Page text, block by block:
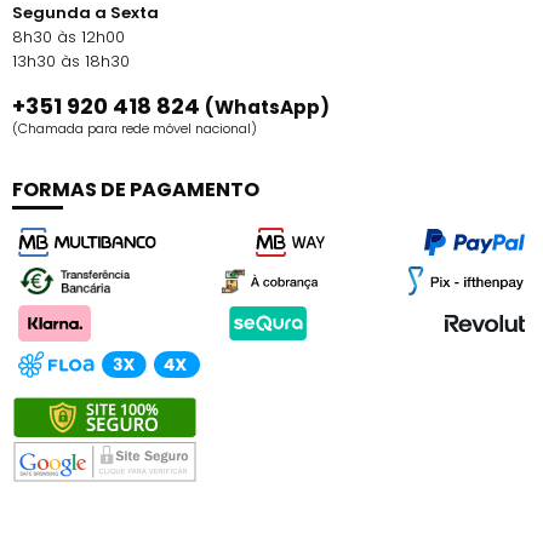
Segunda a Sexta
8h30 às 12h00
13h30 às 18h30
+351 920 418 824 (WhatsApp)
(Chamada para rede móvel nacional)
FORMAS DE PAGAMENTO